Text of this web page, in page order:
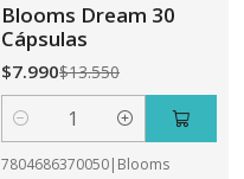
Blooms Dream 30
Cápsulas
$7.990$13.550
Cantidad
7804686370050| Blooms